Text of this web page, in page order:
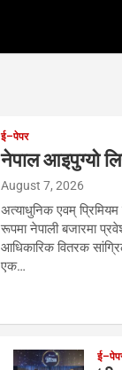
ई–पेपर
नेपाल आइपुग्यो
August 7, 2026
अत्याधुनिक एवम्
रूपमा नेपाली बजारमा
आधिकारिक वितरक
एक…